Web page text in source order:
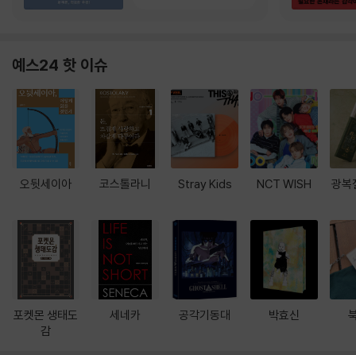
예스24 핫 이슈
오뒷세이아
포켓몬 생태도
감
코스톨라니
세네카
Stray Kids
공각기동대
NCT WISH
박효신
광복